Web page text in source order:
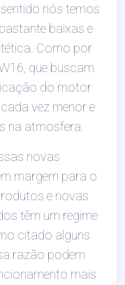
nós temos
baixas e
Como por
que buscam
do motor
vez menor e
na atmosfera.
novas
margem para o
e novas
têm um regime
citado alguns
razão podem
mais